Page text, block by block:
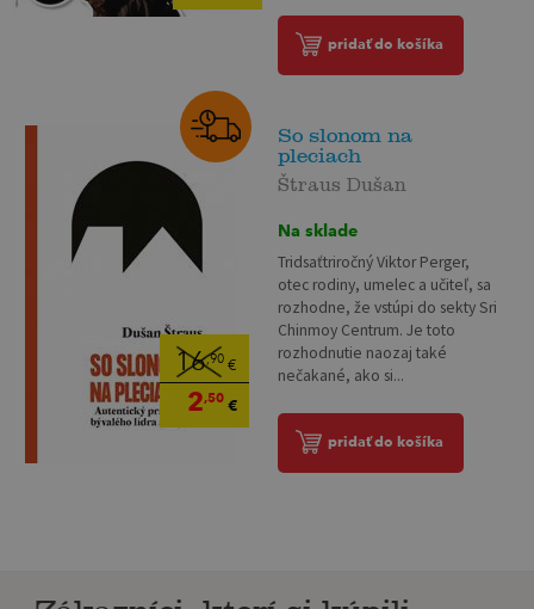
pridať do košíka
16,90€
2,50€
So slonom na
pleciach
Štraus Dušan
Na sklade
Tridsaťtriročný Viktor Perger,
otec rodiny, umelec a učiteľ, sa
rozhodne, že vstúpi do sekty Sri
Chinmoy Centrum. Je toto
rozhodnutie naozaj také
nečakané, ako si...
pridať do košíka